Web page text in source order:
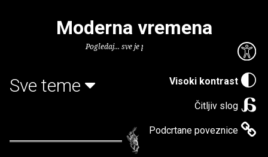
Visoki kontrast
Čitljiv slog
Podcrtane poveznice
Moderna vremena
Pogledaj... sve je puno knjiga.
Sve teme